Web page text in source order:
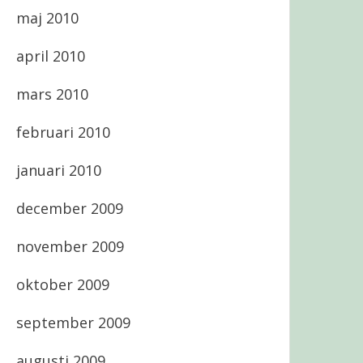
maj 2010
april 2010
mars 2010
februari 2010
januari 2010
december 2009
november 2009
oktober 2009
september 2009